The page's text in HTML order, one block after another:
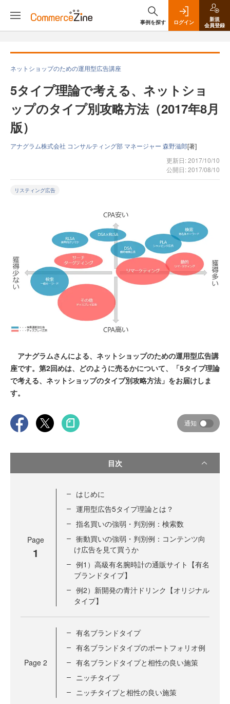
事例を探す ログイン
新規
会員登録
ネットショップのための運用型広告講座
5タイプ理論で考える、ネットショ
ップのタイプ別攻略方法（2017年8月
版）
アナグラム株式会社 コンサルティング部 マネージャー 森野滋郎[著]
更新日: 2017/10/10
公開日: 2017/08/10
リスティング広告
アナグラムさんによる、ネットショップのための運用型広告講
座です。第2回めは、どのように売るかについて、「5タイプ理論
で考える、ネットショップのタイプ別攻略方法」をお届けしま
す。
通知
目次
Page
1
はじめに
運用型広告5タイプ理論とは？
指名買いの強弱・判別例：検索数
衝動買いの強弱・判別例：コンテンツ向
け広告を見て買うか
例1）高級有名腕時計の通販サイト【有名
ブランドタイプ】
例2）新開発の青汁ドリンク【オリジナル
タイプ】
Page 2
有名ブランドタイプ
有名ブランドタイプのポートフォリオ例
有名ブランドタイプと相性の良い施策
ニッチタイプ
ニッチタイプと相性の良い施策